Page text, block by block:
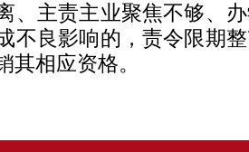
、主责主业聚焦不够、
不良影响的，责令限期
其相应资格。